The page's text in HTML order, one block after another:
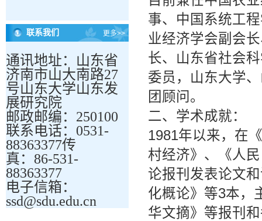
联系我们 更多>>
通讯地址：山东省
济南市山大南路27
号山东大学山东发
展研究院
邮政邮编：250100
联系电话：0531-
88363377传
真：86-531-
88363377
电子信箱：
ssd@sdu.edu.cn
事、中国系统工
业经济学会副会
长、山东省社会
委员，山东大学
团顾问。
二、学术成就：
1981年以来，在
村经济》、《人
论报刊发表论文
化概论》等3本，
华文摘》等报刊